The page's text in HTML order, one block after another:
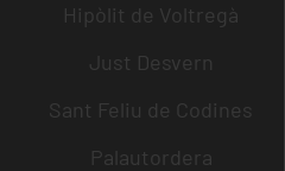
Hipòlit de Voltregà
Just Desvern
Sant Feliu de Codines
Palautordera